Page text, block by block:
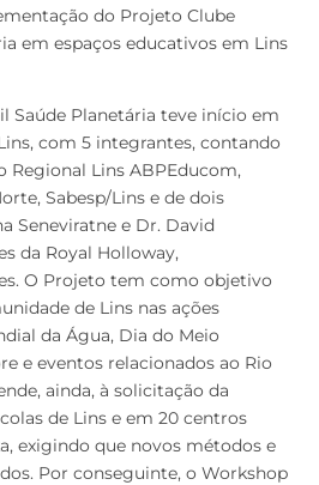
do Projeto Clube
em espaços educativos em Lins
Saúde Planetária teve início em
com 5 integrantes, contando
Regional Lins ABPEducom,
Sabesp/Lins e de dois
Seneviratne e Dr. David
da Royal Holloway,
O Projeto tem como objetivo
de Lins nas ações
da Água, Dia do Meio
e eventos relacionados ao Rio
ainda, à solicitação da
de Lins e em 20 centros
exigindo que novos métodos e
Por conseguinte, o Workshop